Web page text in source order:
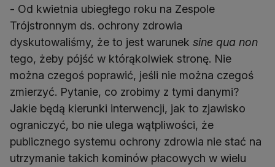
- Od kwietnia ubiegłego roku na Zespole
Trójstronnym ds. ochrony zdrowia
dyskutowaliśmy, że to jest warunek sine qua non
tego, żeby pójść w którąkolwiek stronę. Nie
można czegoś poprawić, jeśli nie można czegoś
zmierzyć. Pytanie, co zrobimy z tymi danymi?
Jakie będą kierunki interwencji, jak to zjawisko
ograniczyć, bo nie ulega wątpliwości, że
publicznego systemu ochrony zdrowia nie stać na
utrzymanie takich kominów płacowych w wielu